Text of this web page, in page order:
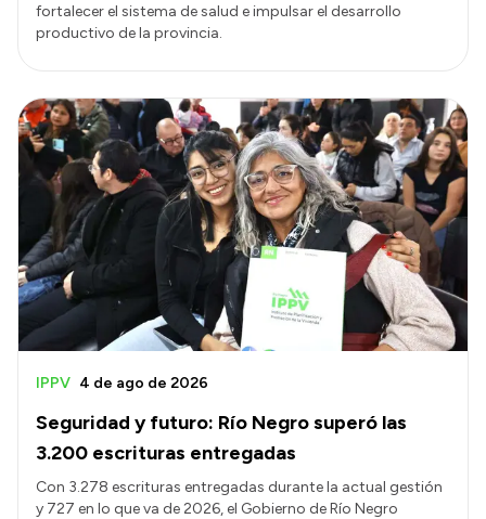
fortalecer el sistema de salud e impulsar el desarrollo
productivo de la provincia.
Seguridad y futuro: Río Negro superó las
3.200 escrituras entregadas
IPPV 4 de ago de 2026
Con 3.278 escrituras entregadas durante la actual gestión
y 727 en lo que va de 2026, el Gobierno de Río Negro